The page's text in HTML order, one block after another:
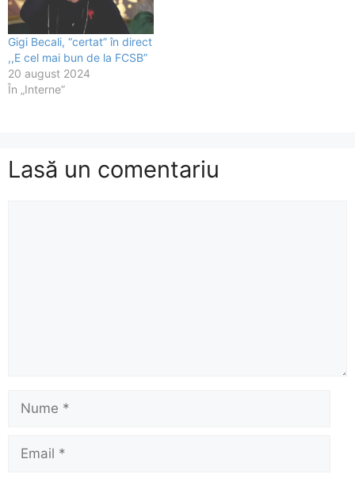
Gigi Becali, “certat” în direct
,,E cel mai bun de la FCSB”
20 august 2024
În „Interne”
Lasă un comentariu
Nume
Email